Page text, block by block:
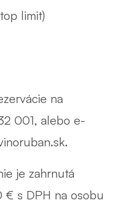
limit)
na
001, alebo e-
je zahrnutá
€ s DPH na osobu